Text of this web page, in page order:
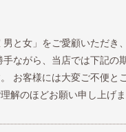
男と女」をご愛顧いただき
手ながら、当店では下記の
お客様には大変ご不便と
解のほどお願い申し上げま